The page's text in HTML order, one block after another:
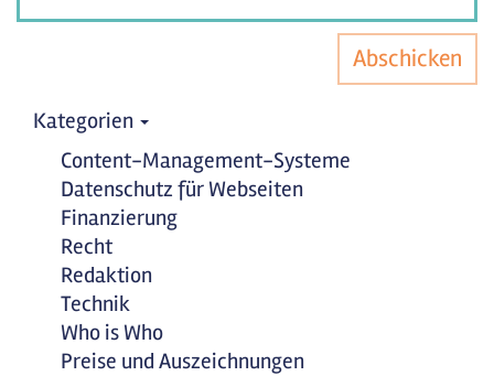
Abschicken
Kategorien
Content-Management-Systeme
Datenschutz für Webseiten
Finanzierung
Recht
Redaktion
Technik
Who is Who
Preise und Auszeichnungen